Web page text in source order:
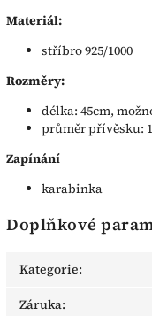
Materiál:
stříbro 925/1000
Rozměry:
délka: 45cm,
průměr přívěsku:
Zapínání
karabinka
Doplňkové
Kategorie:
Záruka: